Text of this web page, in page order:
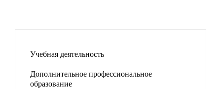
Учебная деятельность
Дополнительное профессиональное
образование